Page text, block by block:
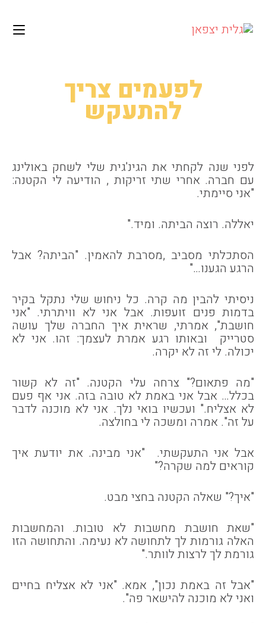
content
לפעמים צריך
להתעקש
לפני שנה לקחתי את הגינ'גית שלי לשחק באולינג
עם חברה. אחרי שתי זריקות , הודיעה לי הקטנה:
"אני סיימתי.
יאללה. רוצה הביתה. ומיד."
הסתכלתי מסביב ,מסרבת להאמין. "הביתה? אבל
הרגע הגענו…"
ניסיתי להבין מה קרה. כל ניחוש שלי נתקל בקיר
בדמות פנים זועפות. אבל אני לא וויתרתי. "אני
חושבת", אמרתי, שראית איך החברה שלך עושה
סטרייק ובאותו רגע אמרת לעצמך: זהו. אני לא
יכולה. לי זה לא יקרה.
"מה פתאום?" צרחה עלי הקטנה. "זה לא קשור
בכלל… אבל אני באמת לא טובה בזה. אני אף פעם
לא אצליח." ועכשיו בואי נלך. אני לא מוכנה לדבר
על זה". אמרה ומשכה לי בחולצה.
אבל אני התעקשתי. "אני מבינה. את יודעת איך
קוראים למה שקרה?"
"איך?" שאלה הקטנה בחצי מבט.
"שאת חושבת מחשבות לא טובות. והמחשבות
האלה גורמות לך לתחושה לא נעימה. והתחושה הזו
גורמת לך לרצות לוותר."
"אבל זה באמת נכון", אמא. "אני לא אצליח בחיים
ואני לא מוכנה להישאר פה".